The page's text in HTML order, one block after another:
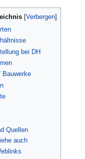
bei DH
Bauwerke
Quellen
auch